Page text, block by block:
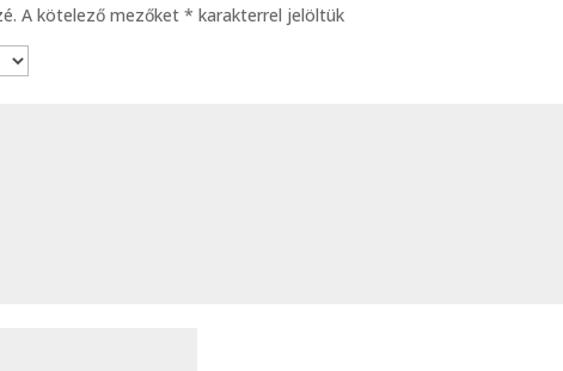
A kötelező mezőket* karakterrel jelöltük